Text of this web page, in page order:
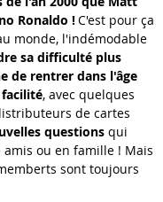
Ronaldo !C'est pour ça
monde, l'indémodable
sa difficulté plus
de rentrer dans l'âge
, avec quelques
de cartes
questions qui
ou en famille ! Mais
sont toujours